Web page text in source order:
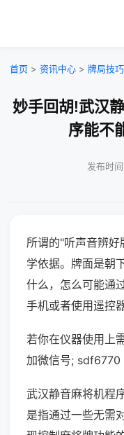
首页 > 资讯中心 > 牌局技巧
妙手回胡!武汉
序能不
发布时
所谓的"听声音辨
学依据。牌面是朝
什么，怎么可能通
手机或者使用遥控器
若你在仪器使用上
加微信号; sdf6770
武汉静音麻将机程
是指通过一些无需